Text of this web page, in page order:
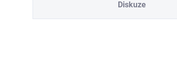
Diskuze